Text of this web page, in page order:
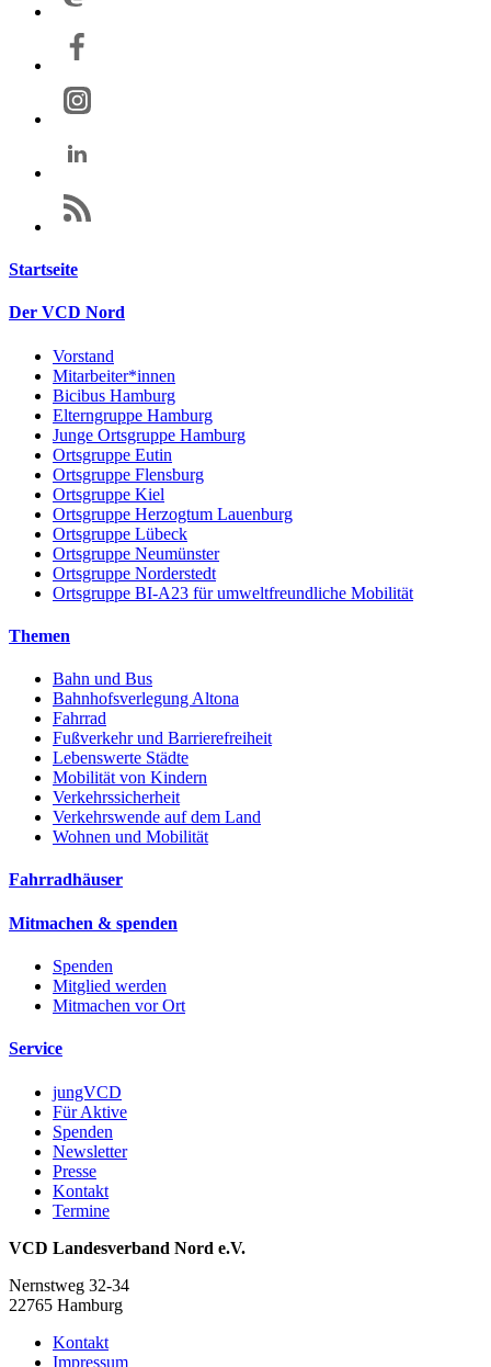
Startseite
Der VCD Nord
Vorstand
Mitarbeiter*innen
Bicibus Hamburg
Elterngruppe Hamburg
Junge Ortsgruppe Hamburg
Ortsgruppe Eutin
Ortsgruppe Flensburg
Ortsgruppe Kiel
Ortsgruppe Herzogtum Lauenburg
Ortsgruppe Lübeck
Ortsgruppe Neumünster
Ortsgruppe Norderstedt
Ortsgruppe BI-A23 für umweltfreundliche Mobilität
Themen
Bahn und Bus
Bahnhofsverlegung Altona
Fahrrad
Fußverkehr und Barrierefreiheit
Lebenswerte Städte
Mobilität von Kindern
Verkehrssicherheit
Verkehrswende auf dem Land
Wohnen und Mobilität
Fahrradhäuser
Mitmachen & spenden
Spenden
Mitglied werden
Mitmachen vor Ort
Service
jungVCD
Für Aktive
Spenden
Newsletter
Presse
Kontakt
Termine
VCD Landesverband Nord e.V.
Nernstweg 32-34
22765 Hamburg
Kontakt
Impressum